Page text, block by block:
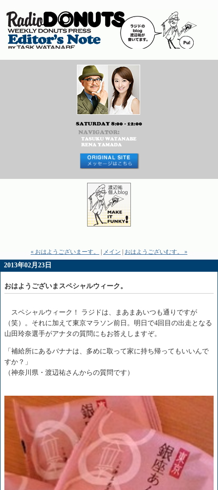
« おはようございまーす。 メイン おはようございむす。 »
2013年02月23日
おはようございまスペシャルウィーク。
スペシャルウィーク！ ラジドは、まあまあいつも通りですが
（笑）。それに加えて東京マラソン前日。明日で4回目の出走となる
山田玲奈選手がアナタの質問にもお答えしますぞ。
「補給所にあるバナナは、多めに取って家に持ち帰ってもいいんで
すか？」
（神奈川県・渡辺祐さんからの質問です）